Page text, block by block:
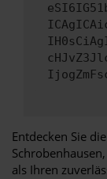
Entdecken Sie
als Ihren